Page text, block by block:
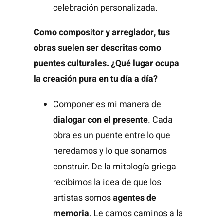
celebración personalizada.
Como compositor y arreglador, tus
obras suelen ser descritas como
puentes culturales. ¿Qué lugar ocupa
la creación pura en tu día a día?
Componer es mi manera de
dialogar con el presente. Cada
obra es un puente entre lo que
heredamos y lo que soñamos
construir. De la mitología griega
recibimos la idea de que los
artistas somosagentes de
memoria. Le damos caminos a la